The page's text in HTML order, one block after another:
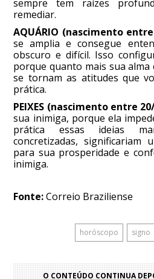
sempre tem raízes
remediar.
AQUÁRIO (nascimento
se amplia e consegue
obscuro e difícil. Isso
porque quanto mais sua alma
se tornam as atitudes que
prática.
PEIXES (nascimento entre
sua inimiga, porque ela
prática essas ideias
concretizadas, significariam
para sua prosperidade e
inimiga.
Fonte:Correio Braziliense
horóscopo signo
O CONTEÚDO CONTINUA